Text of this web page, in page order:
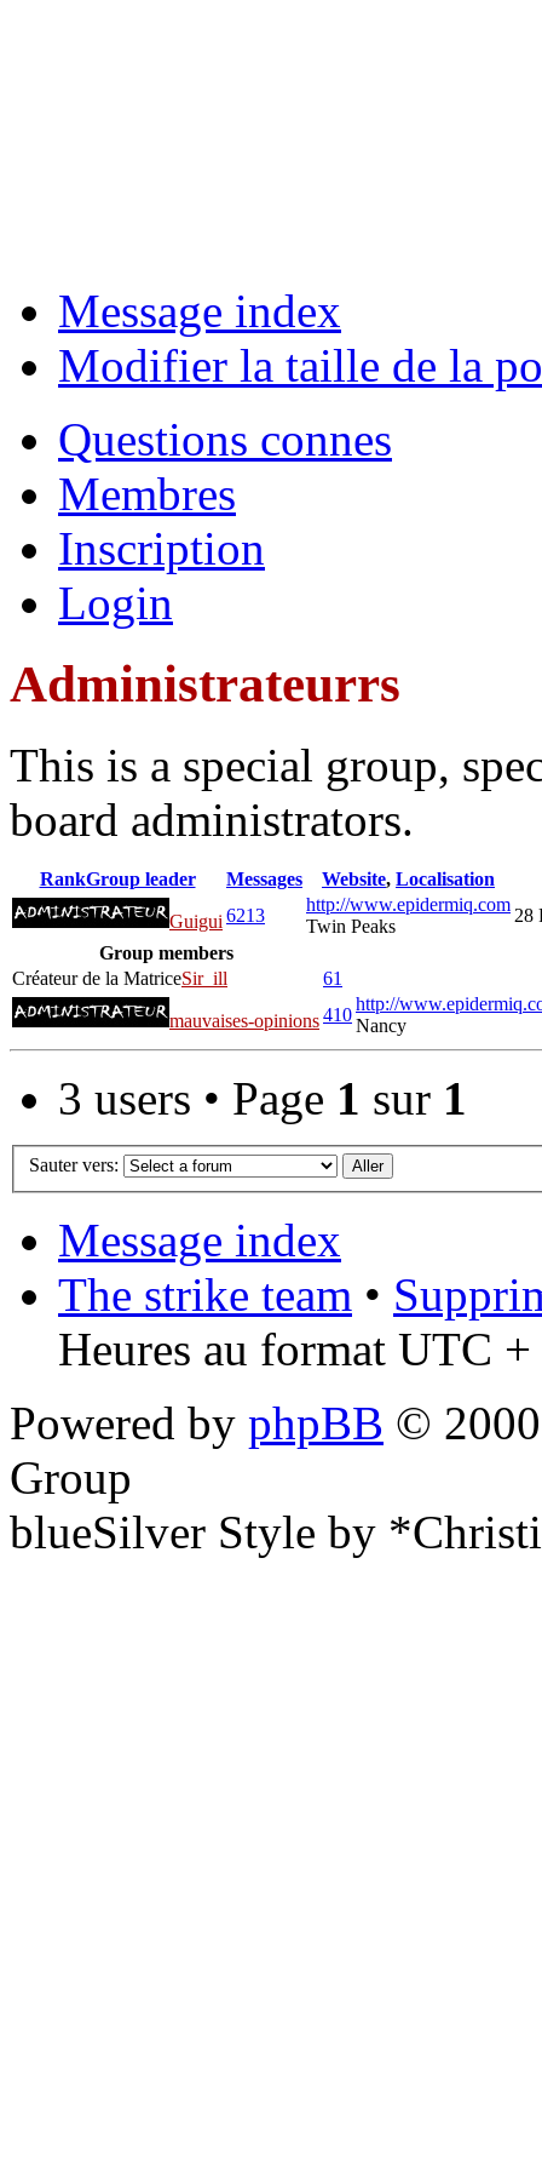
Message index
Modifier la taille de la
Questions connes
Membres
Inscription
Login
Administrateurrs
This is a special group,
board administrators.
RankGroup leader Messages Website, Localisation
Guigui 6213
http://www.epidermiq.com
Twin Peaks
28
Group members
Créateur de la MatriceSir_ill 61
mauvaises-opinions410
http://
Nancy
3 users • Page 1 sur 1
Sauter vers:
Message index
The strike team •
Heures au format UTC
Powered by phpBB ©
Group
blueSilver Style by